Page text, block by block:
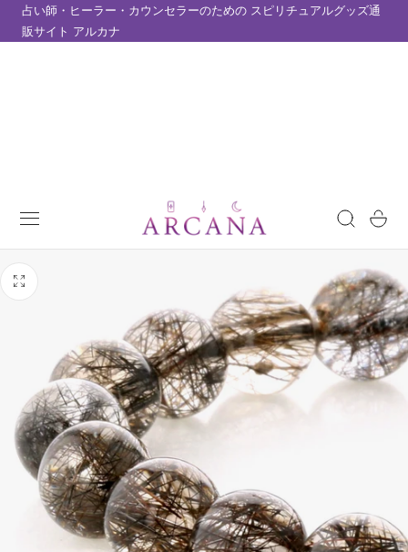
ツにスキップ
占い師・ヒーラー・カウンセラーのための スピリチュアルグッズ通
販サイト アルカナ
ー